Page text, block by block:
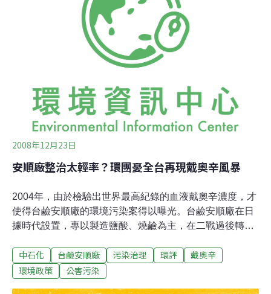
時，曾因台灣技術不足為由，邀請美國環保署專家學者至
現場瞭解，卻均表示無法徹底清除。廠區附近的人家多以
漁塭為業，若無法徹底清除污染，具有脂溶性特質的戴奧
辛極有可能累積在漁獲中；但是在整治規劃中，卻未曾包
含漁塭底泥。長期以該處魚產為食的居民，早已檢驗出高
林全興曾呼籲，整治若無法以底泥為優先，也
2008年12月23日
安順廠整治太輕率？環團憂全台再現戴奧辛風暴
2004年，由於檢驗出世界最高紀錄的血液戴奧辛濃度，才
使得台鹼安順廠的環境污染案得以曝光。台鹼安順廠在日
據時代設置，專以製造鹽酸、燒鹼為主，在二戰過後轉為
辛、五氯酚及汞污染，已經讓在地居民長期慢性中毒。如
今台鹼安順廠已改為中國石油化學公司的安順廠址，日前
中石化 台鹼安順廠 污染治理 環評
戴奧辛
環境政策
公害污染